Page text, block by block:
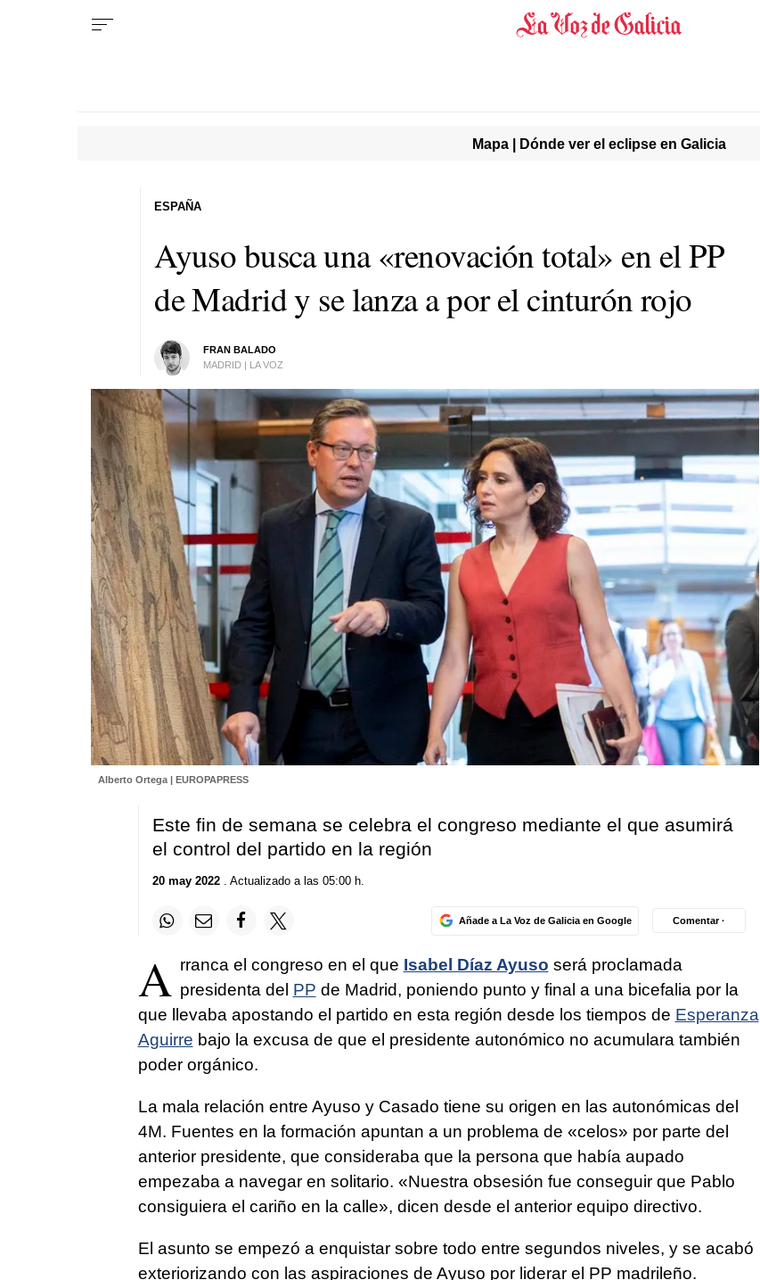
Mapa | Dónde ver el eclipse en Galicia
Ayuso busca una «renovación total» en el PP
de Madrid y se lanza a por el cinturón rojo
FRAN BALADO
MADRID | LA VOZ
ESPAÑA
Alberto Ortega | EUROPAPRESS
Este fin de semana se celebra el congreso mediante el que asumirá
el control del partido en la región
20 may 2022. Actualizado a las 05:00 h.
Añade a La Voz de Galicia en Google Comentar ·
A rranca el congreso en el que Isabel Díaz Ayuso será proclamada
presidenta del PP de Madrid, poniendo punto y final a una bicefalia por la
que llevaba apostando el partido en esta región desde los tiempos de Esperanza
Aguirre bajo la excusa de que el presidente autonómico no acumulara también
poder orgánico.
La mala relación entre Ayuso y Casado tiene su origen en las autonómicas del
4M. Fuentes en la formación apuntan a un problema de «celos» por parte del
anterior presidente, que consideraba que la persona que había aupado
empezaba a navegar en solitario. «Nuestra obsesión fue conseguir que Pablo
consiguiera el cariño en la calle», dicen desde el anterior equipo directivo.
El asunto se empezó a enquistar sobre todo entre segundos niveles, y se acabó
exteriorizando con las aspiraciones de Ayuso por liderar el PP madrileño.